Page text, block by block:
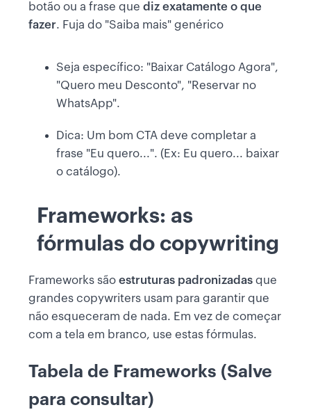
botão ou a frase que diz exatamente o que
fazer. Fuja do "Saiba mais" genérico
Seja específico: "Baixar Catálogo Agora",
"Quero meu Desconto", "Reservar no
WhatsApp".
Dica: Um bom CTA deve completar a
frase "Eu quero...". (Ex: Eu quero... baixar
o catálogo).
Frameworks: as
fórmulas do copywriting
Frameworks são estruturas padronizadas que
grandes copywriters usam para garantir que
não esqueceram de nada. Em vez de começar
com a tela em branco, use estas fórmulas.
Tabela de Frameworks (Salve
para consultar)